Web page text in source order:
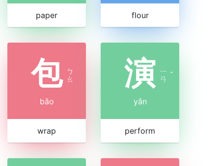
paper flour
包 ㄅ
ㄠ
bāo
wrap
演 ㄧ
ㄢ ˇ
yǎn
perform